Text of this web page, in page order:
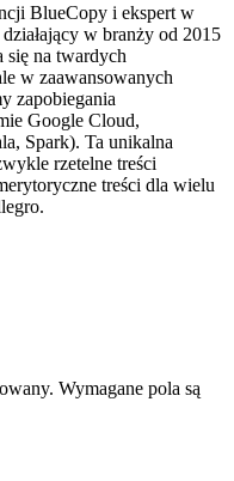
BlueCopy i ekspert w
w branży od 2015
się na twardych
w zaawansowanych
zapobiegania
Google Cloud,
Spark). Ta unikalna
rzetelne treści
treści dla wielu
Wymagane pola są